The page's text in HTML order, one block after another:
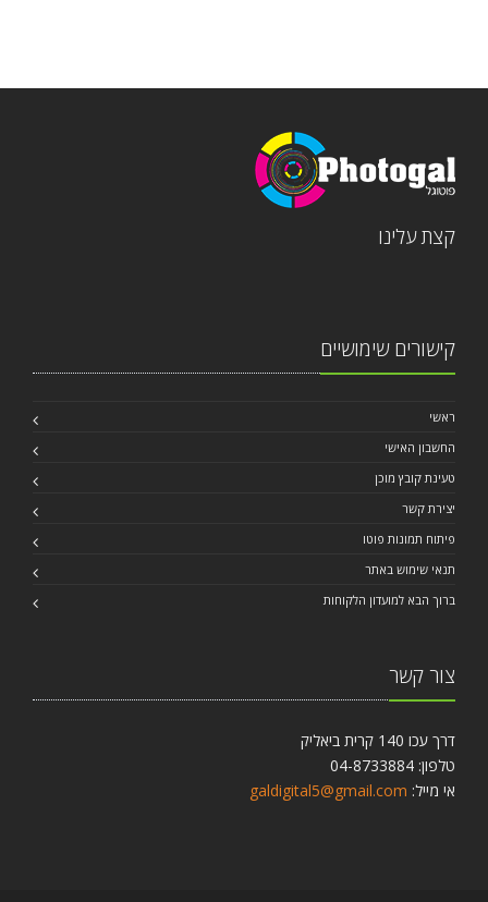
קצת עלינו
קישורים שימושיים
ראשי
החשבון האישי
טעינת קובץ מוכן
יצירת קשר
פיתוח תמונות פוטו
תנאי שימוש באתר
ברוך הבא למועדון הלקוחות
צור קשר
דרך עכו 140 קרית ביאליק
טלפון: 04-8733884
אי מייל: galdigital5@gmail.com